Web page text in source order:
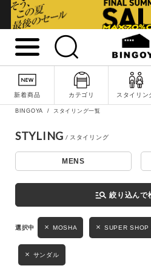
新着商品 カテゴリ スタイリン
詳細
キーワード
性別
MENS LADIES
BINGOYA スタイリング一覧
STYLING
MENS
manage_search 絞り込んで
MOSHA SUPER SHOP
サンダル